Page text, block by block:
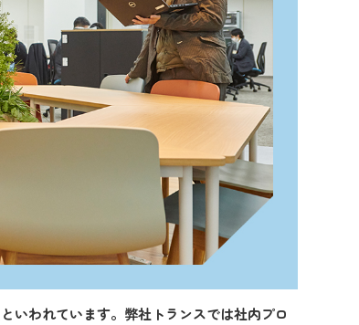
いわれています。弊社トランスでは社内プロ